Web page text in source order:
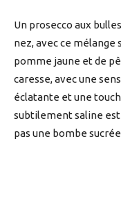
Un prosecco aux
nez, avec ce mélange
pomme jaune et de
caresse, avec une
éclatante et une
subtilement saline est
pas une bombe